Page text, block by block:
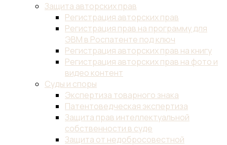
Защита авторских прав
Регистрация авторских прав
Регистрация прав на программу для
ЭВМ в Роспатенте под ключ
Регистрация авторских прав на книгу
Регистрация авторских прав на фото и
видео контент
Суды и споры
Экспертиза товарного знака
Патентоведческая экспертиза
Защита прав интеллектуальной
собственности в суде
Защита от недобросовестной